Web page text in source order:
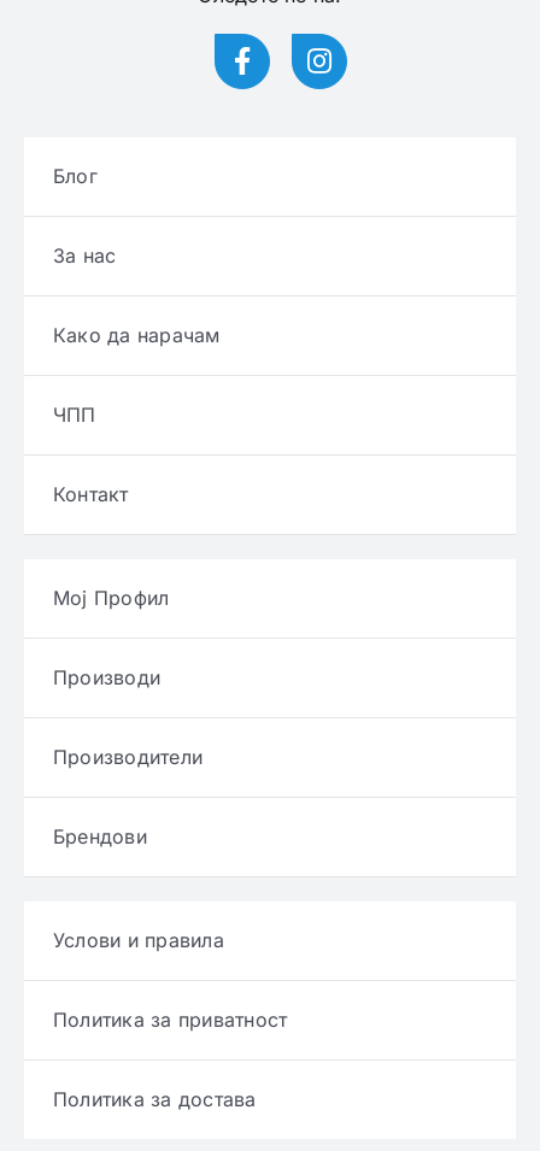
Блог
За нас
Како да нарачам
ЧПП
Контакт
Мој Профил
Производи
Производители
Брендови
Услови и правила
Политика за приватност
Политика за достава